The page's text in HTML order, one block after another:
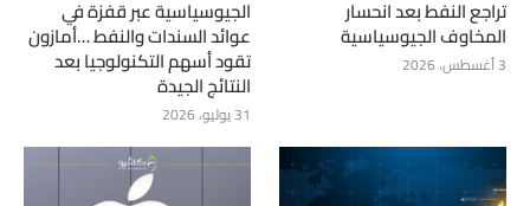
تراجع النفط بعد انحسار
المخاوف الجيوسياسية
3 أغسطس، 2026
الجيوسياسية عبر قفزة في
عوائد السندات والنفط …أمازون
تقود أسهم التكنولوجيا بعد
النتائج الجيدة
31 يوليو، 2026